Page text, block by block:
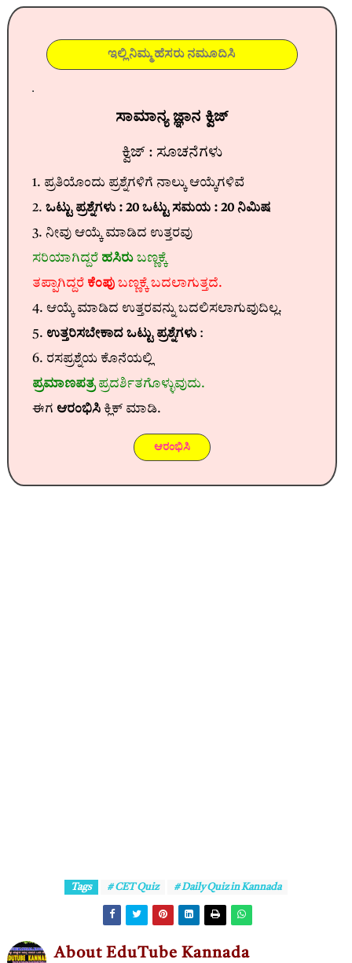
ಸಾಮಾನ್ಯ ಜ್ಞಾನ ಕ್ವಿಜ್
ಕ್ವಿಜ್ : ಸೂಚನೆಗಳು
1. ಪ್ರತಿಯೊಂದು ಪ್ರಶ್ನೆಗಳಿಗೆ ನಾಲ್ಕು ಆಯ್ಕೆಗಳಿವೆ
2. ಒಟ್ಟು ಪ್ರಶ್ನೆಗಳು : 20 ಒಟ್ಟು ಸಮಯ : 20 ನಿಮಿಷ
3. ನೀವು ಆಯ್ಕೆ ಮಾಡಿದ ಉತ್ತರವು
ಸರಿಯಾಗಿದ್ದರೆ ಹಸಿರು ಬಣ್ಣಕ್ಕೆ
ತಪ್ಪಾಗಿದ್ದರೆ ಕೆಂಪು ಬಣ್ಣಕ್ಕೆ ಬದಲಾಗುತ್ತದೆ.
4. ಆಯ್ಕೆ ಮಾಡಿದ ಉತ್ತರವನ್ನು ಬದಲಿಸಲಾಗುವುದಿಲ್ಲ.
5. ಉತ್ತರಿಸಬೇಕಾದ ಒಟ್ಟು ಪ್ರಶ್ನೆಗಳು :
6. ರಸಪ್ರಶ್ನೆಯ ಕೊನೆಯಲ್ಲಿ
ಪ್ರಮಾಣಪತ್ರಪ್ರದರ್ಶಿತಗೊಳ್ಳುವುದು.
ಈಗ ಆರಂಭಿಸಿಕ್ಲಿಕ್ ಮಾಡಿ.
ಆರಂಭಿಸಿ
Tags # CET Quiz # Daily Quiz in Kannada
About EduTube Kannada